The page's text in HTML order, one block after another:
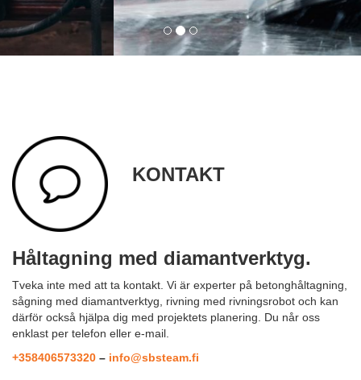
KONTAKT
Håltagning med diamantverktyg.
Tveka inte med att ta kontakt. Vi är experter på betonghåltagning,
sågning med diamantverktyg, rivning med rivningsrobot och kan
därför också hjälpa dig med projektets planering. Du når oss
enklast per telefon eller e-mail.
+358406573320 – info@sbsteam.fi